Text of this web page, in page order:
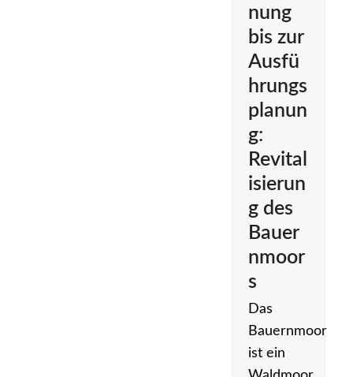
nung
bis zur
Ausfü
hrungs
planun
g:
Revital
isierun
g des
Bauer
nmoor
s
Das
Bauernmoor
ist ein